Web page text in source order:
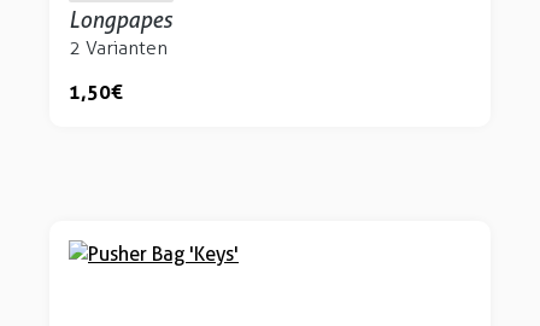
Longpapes
2 Varianten
1,50 €